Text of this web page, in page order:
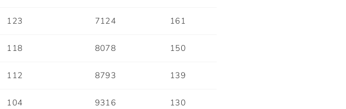
123 7124 161
118 8078 150
112 8793 139
104 9316 130